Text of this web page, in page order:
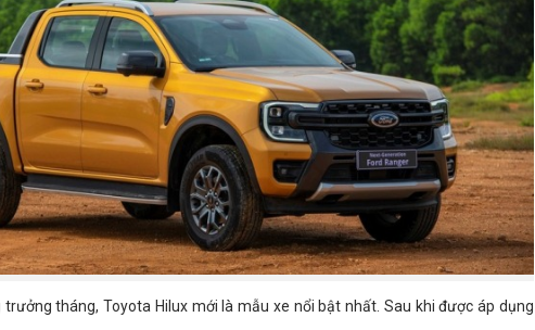
tháng, Toyota Hilux mới là mẫu xe nổi bật nhất. Sau khi được áp dụng